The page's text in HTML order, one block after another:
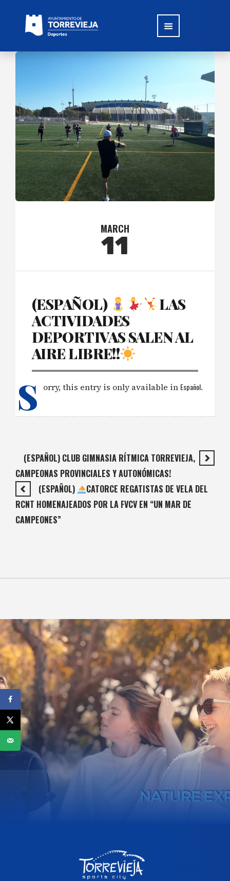
MARCH
11
(ESPAÑOL)
LAS
ACTIVIDADES
DEPORTIVAS SALEN AL
AIRE LIBRE!!
S orry, this entry is only available in Español.
(ESPAÑOL) CLUB GIMNASIA RÍTMICA TORREVIEJA,
CAMPEONAS PROVINCIALES Y AUTONÓMICAS!
(ESPAÑOL)
CATORCE REGATISTAS DE VELA DEL
RCNT HOMENAJEADOS POR LA FVCV EN “UN MAR DE
CAMPEONES”